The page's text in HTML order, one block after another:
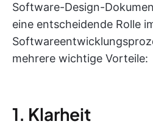
Software-Design-
eine entscheidende Rolle
mehrere wichtige Vorteile:
1. Klarheit